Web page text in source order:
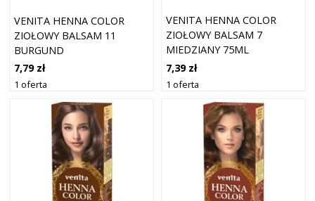
VENITA HENNA COLOR
ZIOŁOWY BALSAM 11
BURGUND
7,79 zł
1 oferta
VENITA HENNA COLOR
ZIOŁOWY BALSAM 7
MIEDZIANY 75ML
7,39 zł
1 oferta